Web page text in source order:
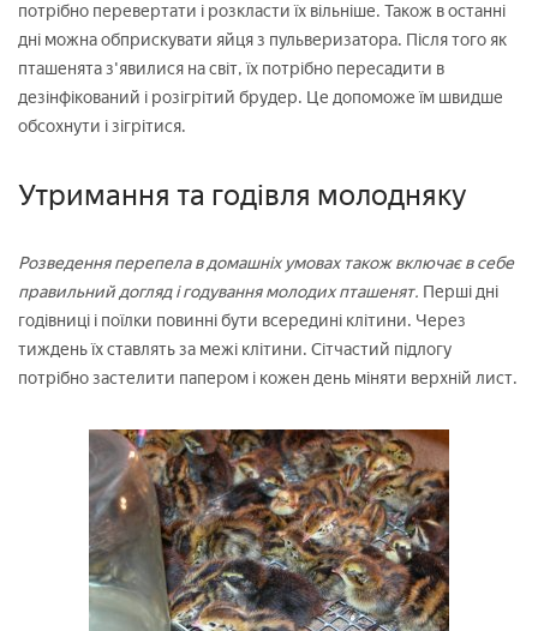
потрібно перевертати і розкласти їх вільніше. Також в останні
дні можна обприскувати яйця з пульверизатора. Після того як
пташенята з'явилися на світ, їх потрібно пересадити в
дезінфікований і розігрітий брудер. Це допоможе їм швидше
обсохнути і зігрітися.
Утримання та годівля молодняку
Розведення перепела в домашніх умовах також включає в себе
правильний догляд і годування молодих пташенят. Перші дні
годівниці і поїлки повинні бути всередині клітини. Через
тиждень їх ставлять за межі клітини. Сітчастий підлогу
потрібно застелити папером і кожен день міняти верхній лист.